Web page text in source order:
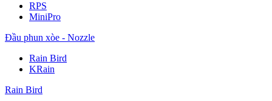
RPS
MiniPro
Đầu phun xòe - Nozzle
Rain Bird
KRain
Rain Bird